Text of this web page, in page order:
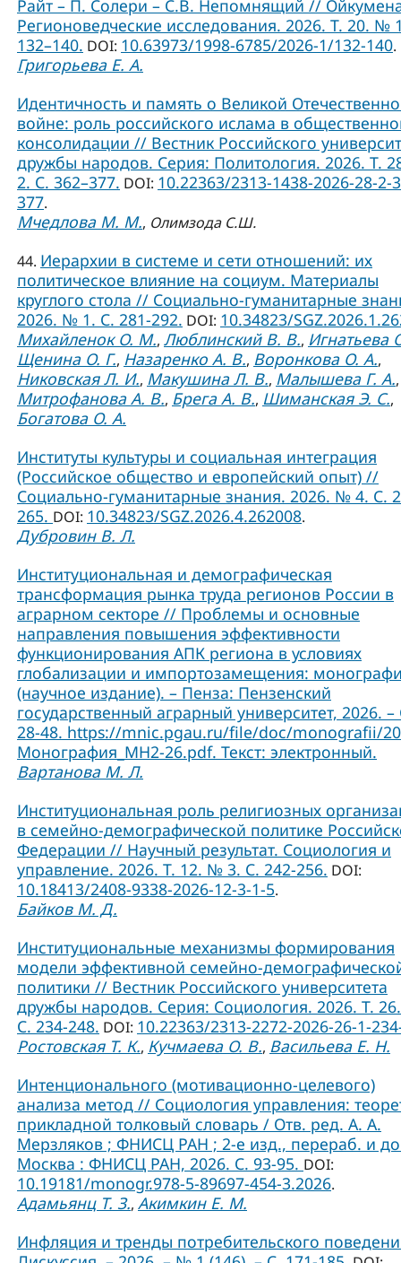
Райт – П. Солери – С.В. Непомнящий //
Регионоведческие исследования. 2026. Т. 20. №
132–140. DOI: 10.63973/1998-6785/2026-1/132-140.
Григорьева Е. А.
Идентичность и память о Великой
войне: роль российского ислама в
консолидации // Вестник Российского
дружбы народов. Серия: Политология. 2026. Т.
2. С. 362–377. DOI: 10.22363/2313-1438-2026-28-2-
377.
Мчедлова М. М., Олимзода С.Ш.
44. Иерархии в системе и сети отношений: их
политическое влияние на социум. Материалы
круглого стола // Социально-гуманитарные
2026. № 1. С. 281-292. DOI: 10.34823/
Михайленок О. М., Люблинский В. В., Игнатьева
Щенина О. Г., Назаренко А. В., Воронкова О. А.,
Никовская Л. И., Макушина Л. В., Малышева Г. А.,
Митрофанова А. В., Брега А. В., Шиманская Э. С.,
Богатова О. А.
Институты культуры и социальная интеграция
(Российское общество и европейский опыт) //
Социально-гуманитарные знания. 2026. № 4. С.
265. DOI: 10.34823/SGZ.2026.4.262008.
Дубровин В. Л.
Институциональная и демографическая
трансформация рынка труда регионов России в
аграрном секторе // Проблемы и основные
направления повышения эффективности
функционирования АПК региона в условиях
глобализации и импортозамещения:
(научное издание). – Пенза: Пензенский
государственный аграрный университет, 2026. –
28-48. https://mnic.pgau.ru/file/doc/monografii/
Монография_МН2-26.pdf. Текст: электронный.
Вартанова М. Л.
Институциональная роль религиозных
в семейно-демографической политике
Федерации // Научный результат. Социология и
управление. 2026. Т. 12. № 3. С. 242-256. DOI:
10.18413/2408-9338-2026-12-3-1-5.
Байков М. Д.
Институциональные механизмы формирования
модели эффективной семейно-
политики // Вестник Российского университета
дружбы народов. Серия: Социология. 2026. Т.
C. 234-248. DOI: 10.22363/2313-2272-2026-26-1-
Ростовская Т. К., Кучмаева О. В., Васильева Е. Н.
Интенционального (мотивационно-целевого)
анализа метод // Социология управления:
прикладной толковый словарь / Отв. ред. А. А.
Мерзляков ; ФНИСЦ РАН ; 2-е изд., перераб. и
Москва : ФНИСЦ РАН, 2026. С. 93-95. DOI:
10.19181/monogr.978-5-89697-454-3.2026.
Адамьянц Т. З., Акимкин Е. М.
Инфляция и тренды потребительского